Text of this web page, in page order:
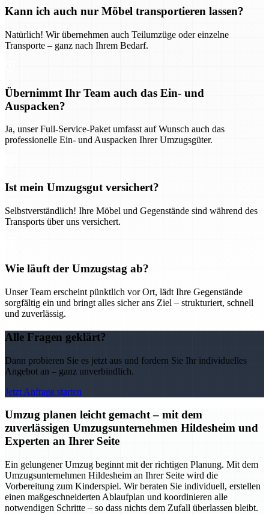
Kann ich auch nur Möbel transportieren lassen?
Natürlich! Wir übernehmen auch Teilumzüge oder einzelne
Transporte – ganz nach Ihrem Bedarf.
Übernimmt Ihr Team auch das Ein- und
Auspacken?
Ja, unser Full-Service-Paket umfasst auf Wunsch auch das
professionelle Ein- und Auspacken Ihrer Umzugsgüter.
Ist mein Umzugsgut versichert?
Selbstverständlich! Ihre Möbel und Gegenstände sind während des
Transports über uns versichert.
Wie läuft der Umzugstag ab?
Unser Team erscheint pünktlich vor Ort, lädt Ihre Gegenstände
sorgfältig ein und bringt alles sicher ans Ziel – strukturiert, schnell
und zuverlässig.
Alle Fragen geklärt?
Dann probieren Sie es jetzt aus und fordern Sie Ihr individuelles
Angebot an – ganz unverbindlich.
Jetzt Anfrage starten
Umzug planen leicht gemacht – mit dem
zuverlässigen Umzugsunternehmen Hildesheim und
Experten an Ihrer Seite
Ein gelungener Umzug beginnt mit der richtigen Planung. Mit dem
Umzugsunternehmen Hildesheim an Ihrer Seite wird die
Vorbereitung zum Kinderspiel. Wir beraten Sie individuell, erstellen
einen maßgeschneiderten Ablaufplan und koordinieren alle
notwendigen Schritte – so dass nichts dem Zufall überlassen bleibt.